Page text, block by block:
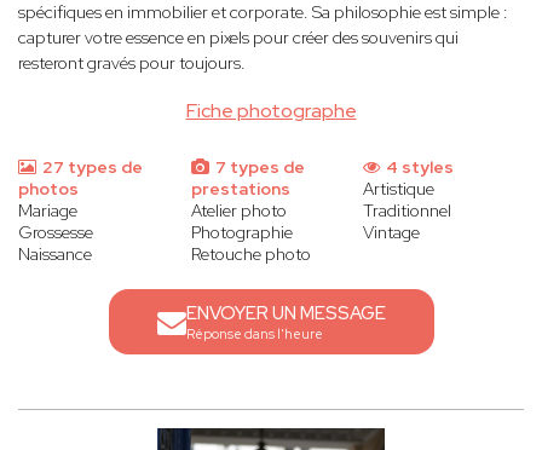
Fiche photographe
spécifiques en immobilier et corporate. Sa philosophie est simple :
capturer votre essence en pixels pour créer des souvenirs qui
resteront gravés pour toujours.
27 types de
photos
Mariage
Grossesse
Naissance
7 types de
prestations
Atelier photo
Photographie
Retouche photo
4 styles
Artistique
Traditionnel
Vintage
ENVOYER UN MESSAGE
Réponse dans l'heure